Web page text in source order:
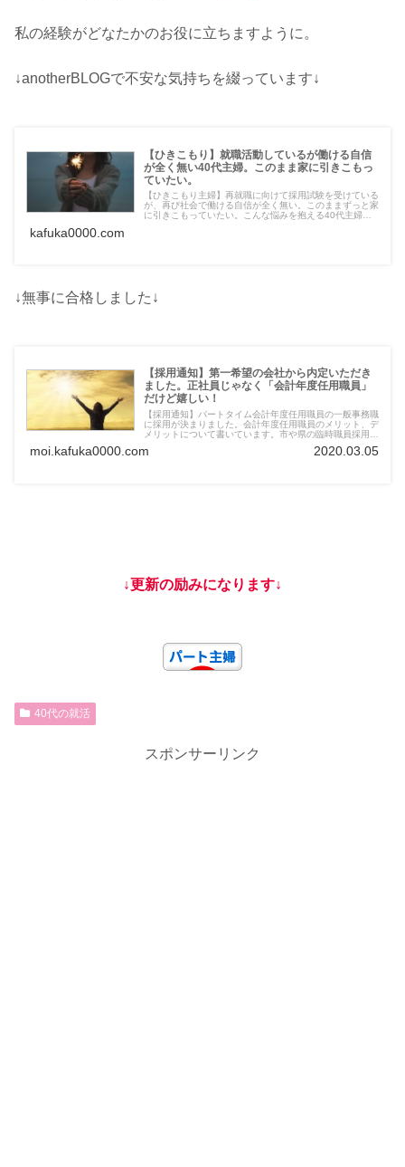
私の経験がどなたかのお役に立ちますように。
↓anotherBLOGで不安な気持ちを綴っています↓
【ひきこもり】就職活動しているが働ける自信
が全く無い40代主婦。このまま家に引きこもっ
ていたい。
【ひきこもり主婦】再就職に向けて採用試験を受けている
が、再び社会で働ける自信が全く無い。このままずっと家
に引きこもっていたい。こんな悩みを抱える40代主婦の
kafuka0000.com
↓無事に合格しました↓
【採用通知】第一希望の会社から内定いただき
ました。正社員じゃなく「会計年度任用職員」
だけど嬉しい！
【採用通知】パートタイム会計年度任用職員の一般事務職
に採用が決まりました。会計年度任用職員のメリット、デ
メリットについて書いています。市や県の臨時職員採用に
非よんで下さい。
moi.kafuka0000.com 2020.03.05
↓更新の励みになります↓
40代の就活
スポンサーリンク